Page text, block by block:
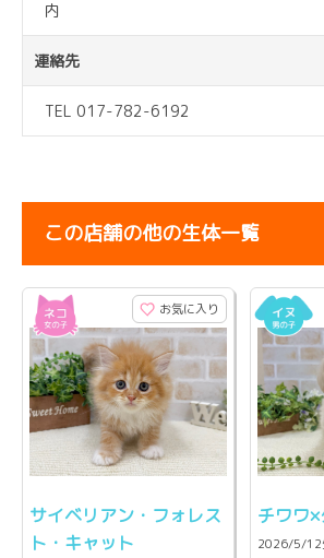
内
連絡先
TEL 017-782-6192
この店舗の他の生体一覧
お気に入り
サイベリアン・フォレス
ト・キャット
チワワ
2026/5/12